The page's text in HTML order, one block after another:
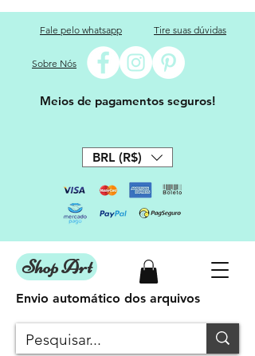
Fale pelo whatsapp Tire suas dúvidas
Sobre Nós
Meios de pagamentos seguros!
BRL (R$)
Shop Art
Envio automático dos arquivos